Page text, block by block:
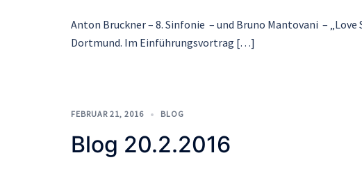
Anton Bruckner – 8. Sinfonie – und Bruno Mantovani –
Dortmund. Im Einführungsvortrag […]
FEBRUAR 21, 2016 BLOG
Blog 20.2.2016